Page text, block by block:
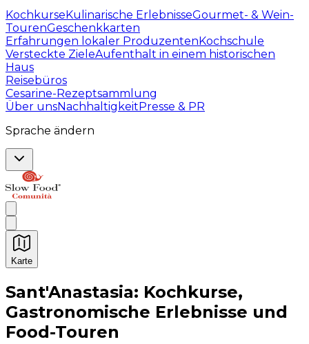
KochkurseKulinarische ErlebnisseGourmet- & Wein-
TourenGeschenkkarten
Erfahrungen lokaler ProduzentenKochschule
Versteckte ZieleAufenthalt in einem historischen
Haus
Reisebüros
Cesarine-Rezeptsammlung
Über unsNachhaltigkeitPresse & PR
Sprache ändern
Karte
Unvergessliche kulinarische Erlebnisse:
Sant'Anastasia: Kochkurse,
Gastronomische Erlebnisse und
Food-Touren